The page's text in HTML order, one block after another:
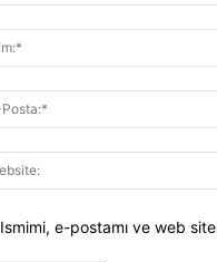
Ismimi, e-postamı ve web